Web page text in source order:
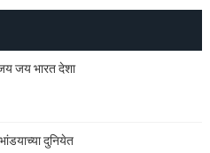
जय भारत देशा
दुनियेत